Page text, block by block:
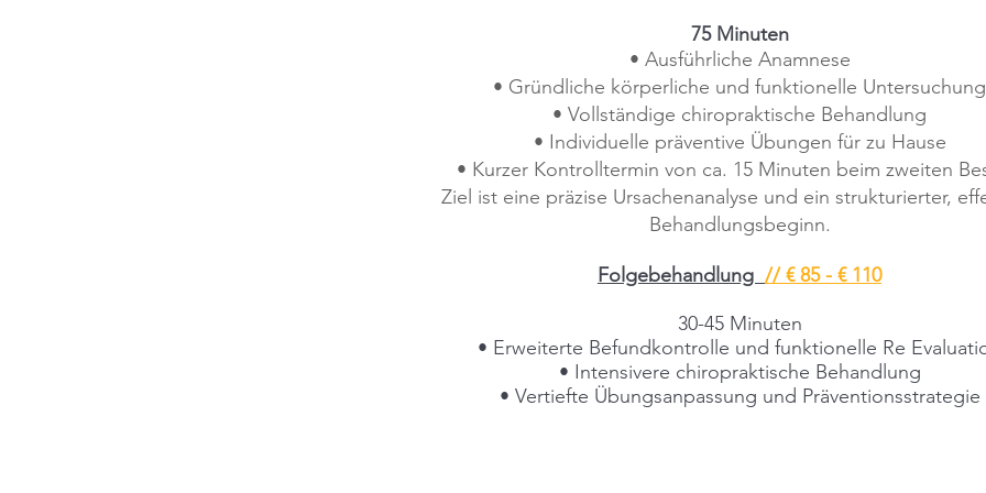
75 Minuten
• Ausführliche Anamnese
• Gründliche körperliche und funktionelle Untersuchung
• Vollständige chiropraktische Behandlung
• Individuelle präventive Übungen für zu Hause
• Kurzer Kontrolltermin von ca. 15 Minuten beim zweiten
Ziel ist eine präzise Ursachenanalyse und ein strukturierter,
Behandlungsbeginn.
Folgebehandlung // € 85 - € 110
30-45 Minuten
• Erweiterte Befundkontrolle und funktionelle Re
• Intensivere chiropraktische Behandlung
• Vertiefte Übungsanpassung und Präventionsstrategie